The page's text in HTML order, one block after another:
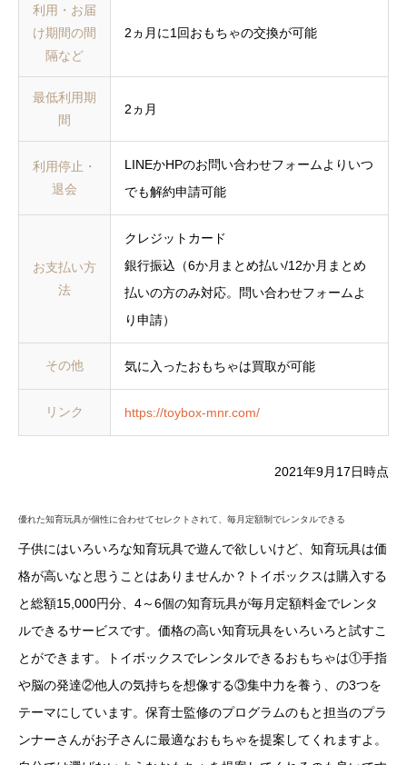
利用・お届
け期間の間
隔など
2ヵ月に1回おもちゃの交換が可能
最低利用期
間
2ヵ月
利用停止・
退会
LINEかHPのお問い合わせフォームよりいつ
でも解約申請可能
お支払い方
法
クレジットカード
銀行振込（6か月まとめ払い/12か月まとめ
払いの方のみ対応。問い合わせフォームよ
り申請）
その他 気に入ったおもちゃは買取が可能
リンク https://toybox-mnr.com/
2021年9月17日時点
優れた知育玩具が個性に合わせてセレクトされて、毎月定額制でレンタルできる
子供にはいろいろな知育玩具で遊んで欲しいけど、知育玩具は価
格が高いなと思うことはありませんか？トイボックスは購入する
と総額15,000円分、4～6個の知育玩具が毎月定額料金でレンタ
ルできるサービスです。価格の高い知育玩具をいろいろと試すこ
とができます。トイボックスでレンタルできるおもちゃは①手指
や脳の発達②他人の気持ちを想像する③集中力を養う、の3つを
テーマにしています。保育士監修のプログラムのもと担当のプラ
ンナーさんがお子さんに最適なおもちゃを提案してくれますよ。